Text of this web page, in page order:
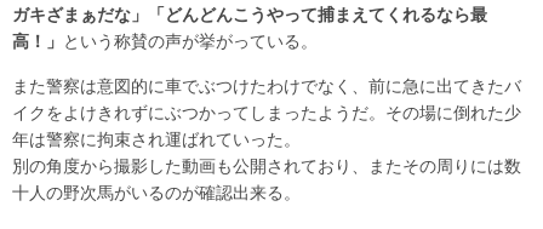
ガキざまぁだな」「どんどんこうやって捕まえてくれるなら最
高！」 という称賛の声が挙がっている。
また警察は意図的に車でぶつけたわけでなく、前に急に出てきたバ
イクをよけきれずにぶつかってしまったようだ。その場に倒れた少
年は警察に拘束され運ばれていった。
別の角度から撮影した動画も公開されており、またその周りには数
十人の野次馬がいるのが確認出来る。